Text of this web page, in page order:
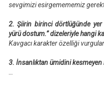
sevgimizi esirgemememiz
2. Şiirin birinci dörtlüğünde yer
yürü dostum.” dizeleriyle hangi
Kavgacı karakter özelliği
3. İnsanlıktan ümidini kesmeyen